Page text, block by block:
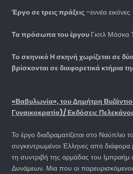
Έργο σε τρεις πράξεις –εννέα εικόνες
Τα πρόσωπα του έργου Γκιτλ Μόσκα
Το σκηνικό Η σκηνή χωρίζεται σε
βρίσκονται σε διαφορετικά κτήρια
«Βαβυλωνία», του Δημήτρη
Γυναικοκρατία)/ Εκδόσεις
Το έργο διαδραματίζεται στο Ναύπλιο
συγκεντρωμένοι Έλληνες από
τη συντριβή της αρμάδας του
Δυνάμεων. Μια που οι